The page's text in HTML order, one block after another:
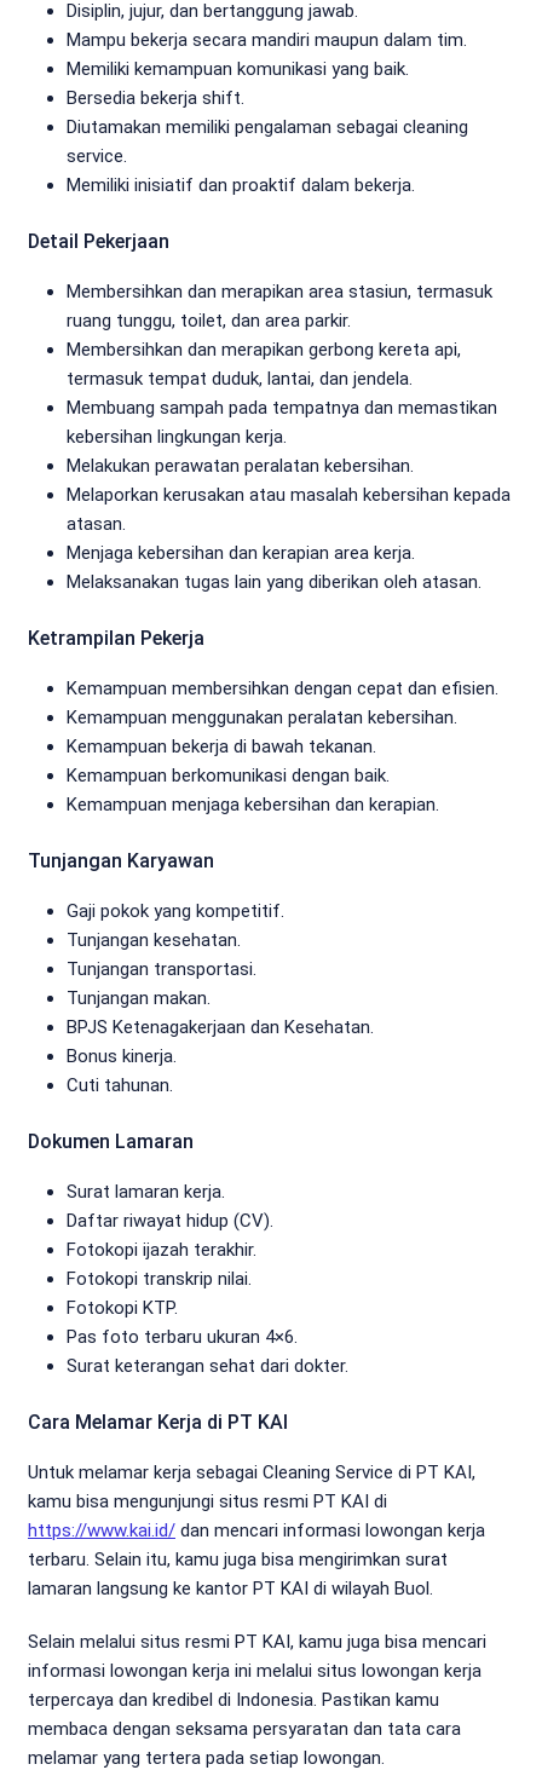
Disiplin, jujur, dan bertanggung jawab.
Mampu bekerja secara mandiri maupun dalam tim.
Memiliki kemampuan komunikasi yang baik.
Bersedia bekerja shift.
Diutamakan memiliki pengalaman sebagai cleaning
service.
Memiliki inisiatif dan proaktif dalam bekerja.
Detail Pekerjaan
Membersihkan dan merapikan area stasiun, termasuk
ruang tunggu, toilet, dan area parkir.
Membersihkan dan merapikan gerbong kereta api,
termasuk tempat duduk, lantai, dan jendela.
Membuang sampah pada tempatnya dan memastikan
kebersihan lingkungan kerja.
Melakukan perawatan peralatan kebersihan.
Melaporkan kerusakan atau masalah kebersihan kepada
atasan.
Menjaga kebersihan dan kerapian area kerja.
Melaksanakan tugas lain yang diberikan oleh atasan.
Ketrampilan Pekerja
Kemampuan membersihkan dengan cepat dan efisien.
Kemampuan menggunakan peralatan kebersihan.
Kemampuan bekerja di bawah tekanan.
Kemampuan berkomunikasi dengan baik.
Kemampuan menjaga kebersihan dan kerapian.
Tunjangan Karyawan
Gaji pokok yang kompetitif.
Tunjangan kesehatan.
Tunjangan transportasi.
Tunjangan makan.
BPJS Ketenagakerjaan dan Kesehatan.
Bonus kinerja.
Cuti tahunan.
Dokumen Lamaran
Surat lamaran kerja.
Daftar riwayat hidup (CV).
Fotokopi ijazah terakhir.
Fotokopi transkrip nilai.
Fotokopi KTP.
Pas foto terbaru ukuran 4×6.
Surat keterangan sehat dari dokter.
Cara Melamar Kerja di PT KAI
Untuk melamar kerja sebagai Cleaning Service di PT KAI,
kamu bisa mengunjungi situs resmi PT KAI di
https://www.kai.id/ dan mencari informasi lowongan kerja
terbaru. Selain itu, kamu juga bisa mengirimkan surat
lamaran langsung ke kantor PT KAI di wilayah Buol.
Selain melalui situs resmi PT KAI, kamu juga bisa mencari
informasi lowongan kerja ini melalui situs lowongan kerja
terpercaya dan kredibel di Indonesia. Pastikan kamu
membaca dengan seksama persyaratan dan tata cara
melamar yang tertera pada setiap lowongan.